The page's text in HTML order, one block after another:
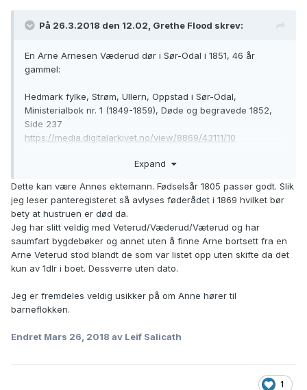
På 26.3.2018 den 12.02, Grethe Flood skrev:
En Arne Arnesen Væderud dør i Sør-Odal i 1851, 46 år
gammel:
Hedmark fylke, Strøm, Ullern, Oppstad i Sør-Odal,
Ministerialbok nr. 1 (1849-1859), Døde og begravede 1852,
Side 237
https://media.digitalarkivet.no/view/8869/43111/10
Hedmark fylke, Sør-Odal i Vinger og Odal, Panteregister nr.
https://media.digitalarkivet.no/view/14006/85
Expand
Dette kan være Annes ektemann. Fødselsår 1805 passer godt. Slik
jeg leser panteregisteret så avlyses føderådet i 1869 hvilket bør
bety at hustruen er død da.
Jeg har slitt veldig med Veterud/Væderud/Væterud og har
saumfart bygdebøker og annet uten å finne Arne bortsett fra en
Arne Veterud stod blandt de som var listet opp uten skifte da det
kun av 1dlr i boet. Dessverre uten dato.
Jeg er fremdeles veldig usikker på om Anne hører til
barneflokken.
Endret Mars 26, 2018 av Leif Salicath
1